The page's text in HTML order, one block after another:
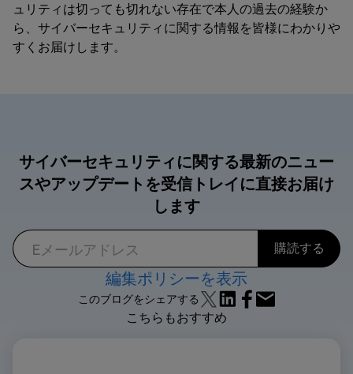
ュリティは切っても切れない存在で本人の過去の経験か
ら、サイバーセキュリティに関する情報を皆様にわかりや
すくお届けします。
サイバーセキュリティに関する最新のニュー
スやアップデートを受信トレイに直接お届け
します
編集ポリシーを表示
このブログをシェアする
こちらもおすすめ